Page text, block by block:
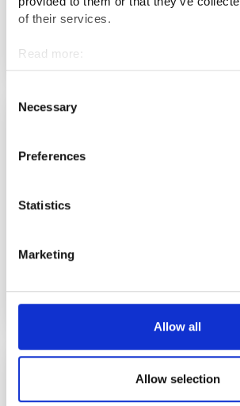
of their services.
Read more:
Cookies
Selection
Necessary
Preferences
Statistics
Marketing
Allow all
Allow selection
Sujuvampaa rekrytointia, oikeita
20.5.2026
pohjoisessa Suomessa 40:n eri
6.5.2026